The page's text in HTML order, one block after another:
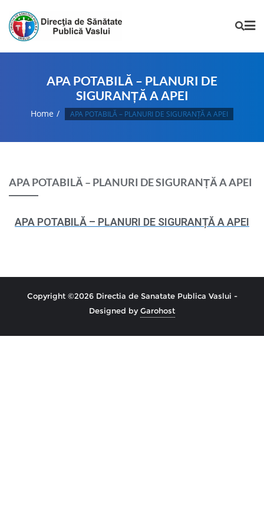
APA POTABILĂ – PLANURI DE
SIGURANȚĂ A APEI
Home APA POTABILĂ – PLANURI DE SIGURANȚĂ A APEI
APA POTABILĂ – PLANURI DE SIGURANȚĂ A APEI
APA POTABILĂ – PLANURI DE SIGURANȚĂ A APEI
Copyright ©2026 Directia de Sanatate Publica Vaslui -
Designed byGarohost